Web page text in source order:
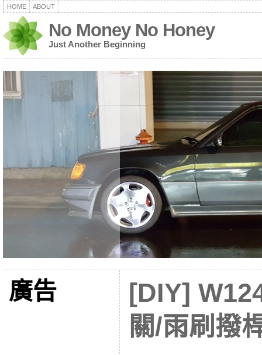
HOME ABOUT
No Money No Honey
Just Another Beginning
廣告
[DIY]
關/雨刷撥